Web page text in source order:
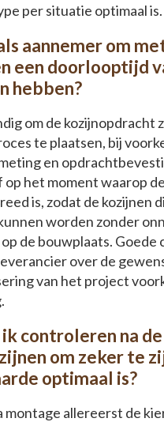
per situatie optimaal is.
aannemer om
een doorlooptijd
hebben?
om de kozijnopdracht
te plaatsen, bij
en
op het moment waarop
is, zodat de kozijnen
worden zonder
de bouwplaats. Goede
over de
van het project
controleren na
om zeker te
optimaal is?
montage allereerst de